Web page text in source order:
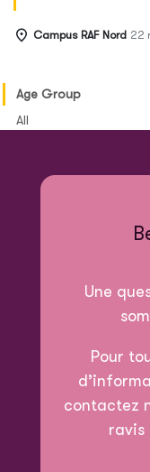
Campus RAF Nord 22
Age Group
All
Une
Pour
contactez
ravis